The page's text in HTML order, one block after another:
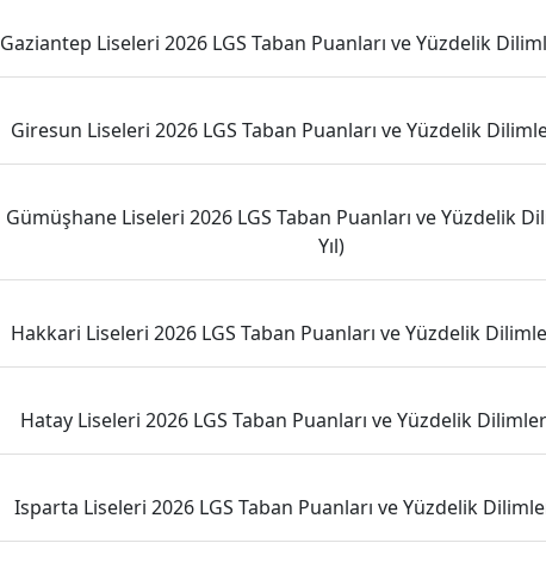
Gaziantep Liseleri 2026 LGS Taban Puanları ve Yüzdelik
Giresun Liseleri 2026 LGS Taban Puanları ve Yüzdelik
Gümüşhane Liseleri 2026 LGS Taban Puanları ve Yüzdelik
Yıl)
Hakkari Liseleri 2026 LGS Taban Puanları ve Yüzdelik
Hatay Liseleri 2026 LGS Taban Puanları ve Yüzdelik
Isparta Liseleri 2026 LGS Taban Puanları ve Yüzdelik